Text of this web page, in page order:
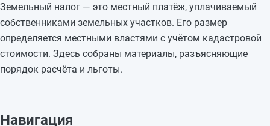
Земельный налог — это местный платёж, уплачиваемый
собственниками земельных участков. Его размер
определяется местными властями с учётом кадастровой
стоимости. Здесь собраны материалы, разъясняющие
порядок расчёта и льготы.
Навигация